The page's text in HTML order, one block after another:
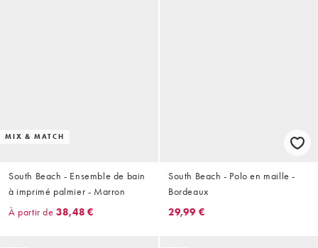
MIX & MATCH
South Beach - Ensemble de bain
à imprimé palmier - Marron
À partir de 38,48 €
South Beach - Polo en maille -
Bordeaux
29,99 €